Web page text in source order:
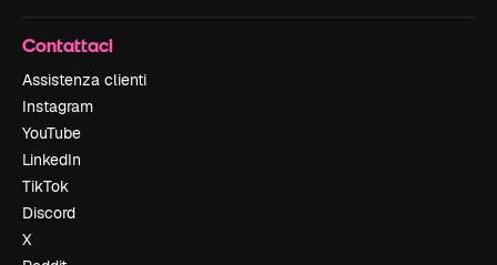
Contattaci
Assistenza clienti
Instagram
YouTube
LinkedIn
TikTok
Discord
X